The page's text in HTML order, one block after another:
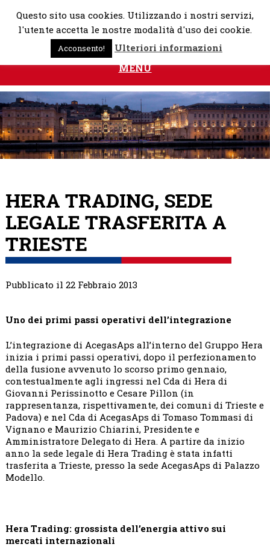
Skip
MENU
HERA TRADING, SEDE
LEGALE TRASFERITA A
TRIESTE
Pubblicato il 22 Febbraio 2013
Uno dei primi passi operativi dell’integrazione
L’integrazione di AcegasAps all’interno del Gruppo Hera
inizia i primi passi operativi, dopo il perfezionamento
della fusione avvenuto lo scorso primo gennaio,
contestualmente agli ingressi nel Cda di Hera di
Giovanni Perissinotto e Cesare Pillon (in
rappresentanza, rispettivamente, dei comuni di Trieste e
Padova) e nel Cda di AcegasAps di Tomaso Tommasi di
Vignano e Maurizio Chiarini, Presidente e
Amministratore Delegato di Hera. A partire da inizio
anno la sede legale di Hera Trading è stata infatti
trasferita a Trieste, presso la sede AcegasAps di Palazzo
Modello.
Hera Trading: grossista dell’energia attivo sui
mercati internazionali
Questo sito usa cookies. Utilizzando i nostri servizi,
l'utente accetta le nostre modalità d'uso dei cookie.
Acconsento! Ulteriori informazioni